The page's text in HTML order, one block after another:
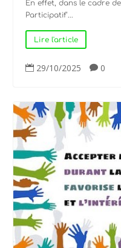
En effet, dans le cadre
Participatif‘...
Lire l'article
 29/10/2025  0